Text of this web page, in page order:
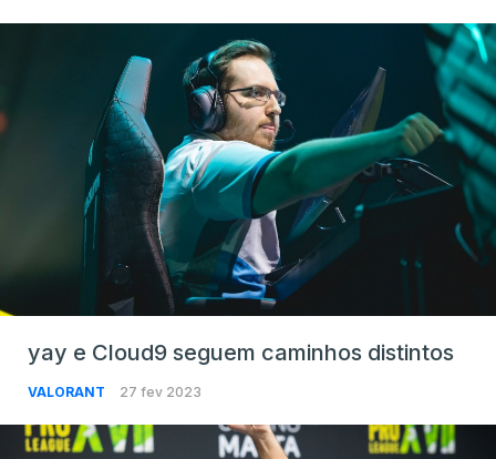
yay e Cloud9 seguem caminhos distintos
VALORANT 27 fev 2023